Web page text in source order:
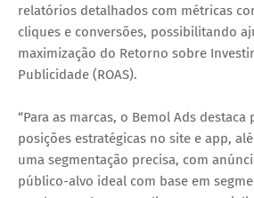
relatórios detalhados com métricas
cliques e conversões, possibilitando
maximização do Retorno sobre
Publicidade (ROAS).
“Para as marcas, o Bemol Ads
posições estratégicas no site e app,
uma segmentação precisa, com
público-alvo ideal com base em